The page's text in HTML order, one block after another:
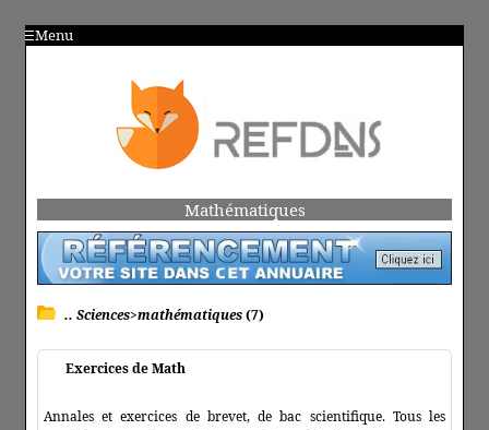
Menu
Mathématiques
.. Sciences>mathématiques(7)
Exercices de Math
Annales et exercices de brevet, de bac scientifique. Tous les